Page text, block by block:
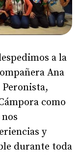
a la
Ana
Peronista,
como
y
durante toda